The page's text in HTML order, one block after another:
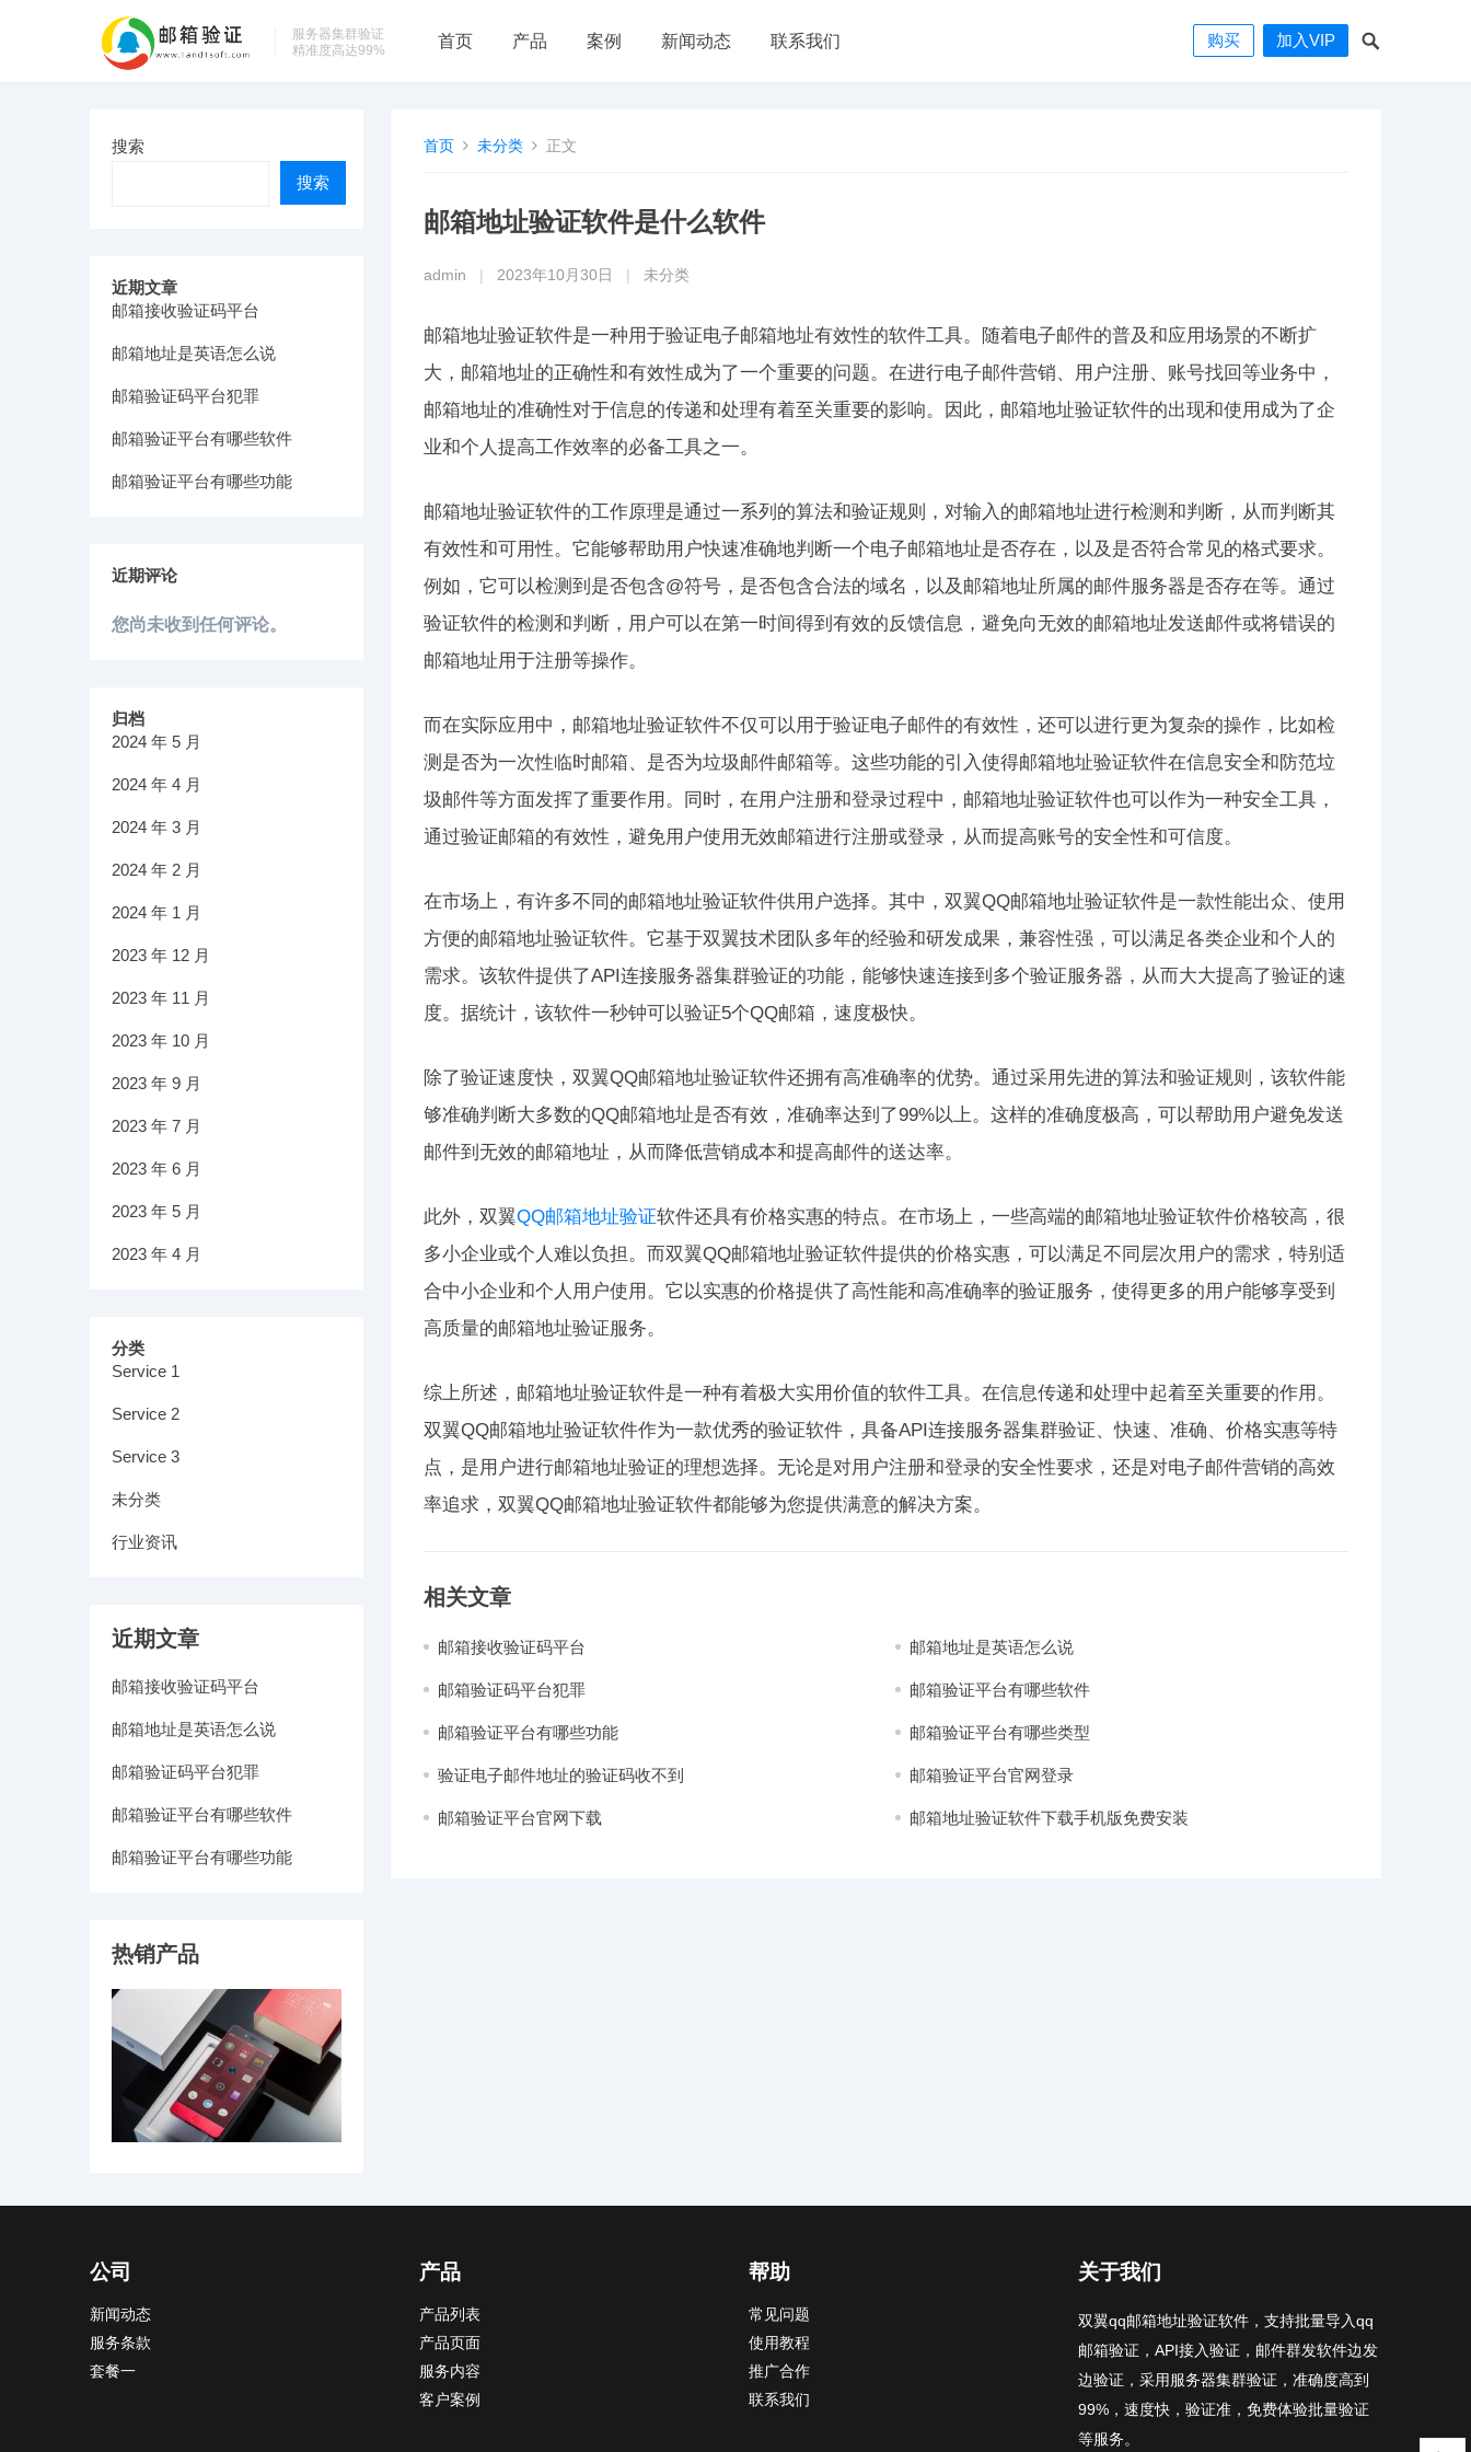
服务器集群验证
精准度高达99%
首页 产品 案例 新闻动态 联系我们 购买 加入VIP
首页 未分类 正文
邮箱地址验证软件是什么软件
admin 2023年10月30日 未分类
邮箱地址验证软件是一种用于验证电子邮箱地址有效性的软件工具。随着电子邮件的普及和应用场景的不断扩
大，邮箱地址的正确性和有效性成为了一个重要的问题。在进行电子邮件营销、用户注册、账号找回等业务中，
邮箱地址的准确性对于信息的传递和处理有着至关重要的影响。因此，邮箱地址验证软件的出现和使用成为了企
业和个人提高工作效率的必备工具之一。
邮箱地址验证软件的工作原理是通过一系列的算法和验证规则，对输入的邮箱地址进行检测和判断，从而判断其
有效性和可用性。它能够帮助用户快速准确地判断一个电子邮箱地址是否存在，以及是否符合常见的格式要求。
例如，它可以检测到是否包含@符号，是否包含合法的域名，以及邮箱地址所属的邮件服务器是否存在等。通过
验证软件的检测和判断，用户可以在第一时间得到有效的反馈信息，避免向无效的邮箱地址发送邮件或将错误的
邮箱地址用于注册等操作。
而在实际应用中，邮箱地址验证软件不仅可以用于验证电子邮件的有效性，还可以进行更为复杂的操作，比如检
测是否为一次性临时邮箱、是否为垃圾邮件邮箱等。这些功能的引入使得邮箱地址验证软件在信息安全和防范垃
圾邮件等方面发挥了重要作用。同时，在用户注册和登录过程中，邮箱地址验证软件也可以作为一种安全工具，
通过验证邮箱的有效性，避免用户使用无效邮箱进行注册或登录，从而提高账号的安全性和可信度。
在市场上，有许多不同的邮箱地址验证软件供用户选择。其中，双翼QQ邮箱地址验证软件是一款性能出众、使用
方便的邮箱地址验证软件。它基于双翼技术团队多年的经验和研发成果，兼容性强，可以满足各类企业和个人的
需求。该软件提供了API连接服务器集群验证的功能，能够快速连接到多个验证服务器，从而大大提高了验证的速
度。据统计，该软件一秒钟可以验证5个QQ邮箱，速度极快。
除了验证速度快，双翼QQ邮箱地址验证软件还拥有高准确率的优势。通过采用先进的算法和验证规则，该软件能
够准确判断大多数的QQ邮箱地址是否有效，准确率达到了99%以上。这样的准确度极高，可以帮助用户避免发送
邮件到无效的邮箱地址，从而降低营销成本和提高邮件的送达率。
此外，双翼QQ邮箱地址验证软件还具有价格实惠的特点。在市场上，一些高端的邮箱地址验证软件价格较高，很
多小企业或个人难以负担。而双翼QQ邮箱地址验证软件提供的价格实惠，可以满足不同层次用户的需求，特别适
合中小企业和个人用户使用。它以实惠的价格提供了高性能和高准确率的验证服务，使得更多的用户能够享受到
高质量的邮箱地址验证服务。
综上所述，邮箱地址验证软件是一种有着极大实用价值的软件工具。在信息传递和处理中起着至关重要的作用。
双翼QQ邮箱地址验证软件作为一款优秀的验证软件，具备API连接服务器集群验证、快速、准确、价格实惠等特
点，是用户进行邮箱地址验证的理想选择。无论是对用户注册和登录的安全性要求，还是对电子邮件营销的高效
率追求，双翼QQ邮箱地址验证软件都能够为您提供满意的解决方案。
相关文章
邮箱接收验证码平台 邮箱地址是英语怎么说
邮箱验证码平台犯罪 邮箱验证平台有哪些软件
邮箱验证平台有哪些功能 邮箱验证平台有哪些类型
验证电子邮件地址的验证码收不到 邮箱验证平台官网登录
邮箱验证平台官网下载 邮箱地址验证软件下载手机版免费安装
搜索
搜索
近期文章
邮箱接收验证码平台
邮箱地址是英语怎么说
邮箱验证码平台犯罪
邮箱验证平台有哪些软件
邮箱验证平台有哪些功能
近期评论
您尚未收到任何评论。
归档
2024 年 5 月
2024 年 4 月
2024 年 3 月
2024 年 2 月
2024 年 1 月
2023 年 12 月
2023 年 11 月
2023 年 10 月
2023 年 9 月
2023 年 7 月
2023 年 6 月
2023 年 5 月
2023 年 4 月
分类
Service 1
Service 2
Service 3
未分类
行业资讯
近期文章
邮箱接收验证码平台
邮箱地址是英语怎么说
邮箱验证码平台犯罪
邮箱验证平台有哪些软件
邮箱验证平台有哪些功能
热销产品
公司
新闻动态
服务条款
套餐一
产品
产品列表
产品页面
服务内容
客户案例
帮助
常见问题
使用教程
推广合作
联系我们
关于我们
双翼qq邮箱地址验证软件，支持批量导入qq
邮箱验证，API接入验证，邮件群发软件边发
边验证，采用服务器集群验证，准确度高到
99%，速度快，验证准，免费体验批量验证
等服务。